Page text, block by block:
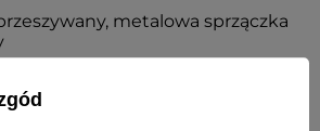
metalowa sprzączka